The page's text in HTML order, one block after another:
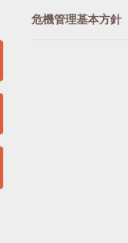
危機管理基本方針